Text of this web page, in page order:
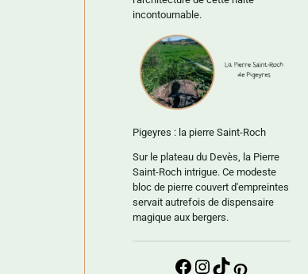
incontournable.
Pigeyres : la pierre Saint-Roch
Sur le plateau du Devès, la Pierre
Saint-Roch intrigue. Ce modeste
bloc de pierre couvert d'empreintes
servait autrefois de dispensaire
magique aux bergers.